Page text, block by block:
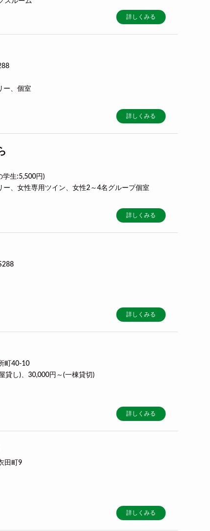
詳しくみる
ー、個室
詳しくみる
学生:5,500円)
、女性専用ツイン、女性2～4名グループ個室
詳しくみる
詳しくみる
町40-10
貸し)、30,000円～(一棟貸切)
詳しくみる
田町9
詳しくみる